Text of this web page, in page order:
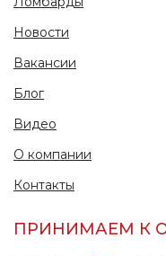
Новости
Вакансии
Блог
Видео
О компании
Контакты
ПРИНИМАЕМ К